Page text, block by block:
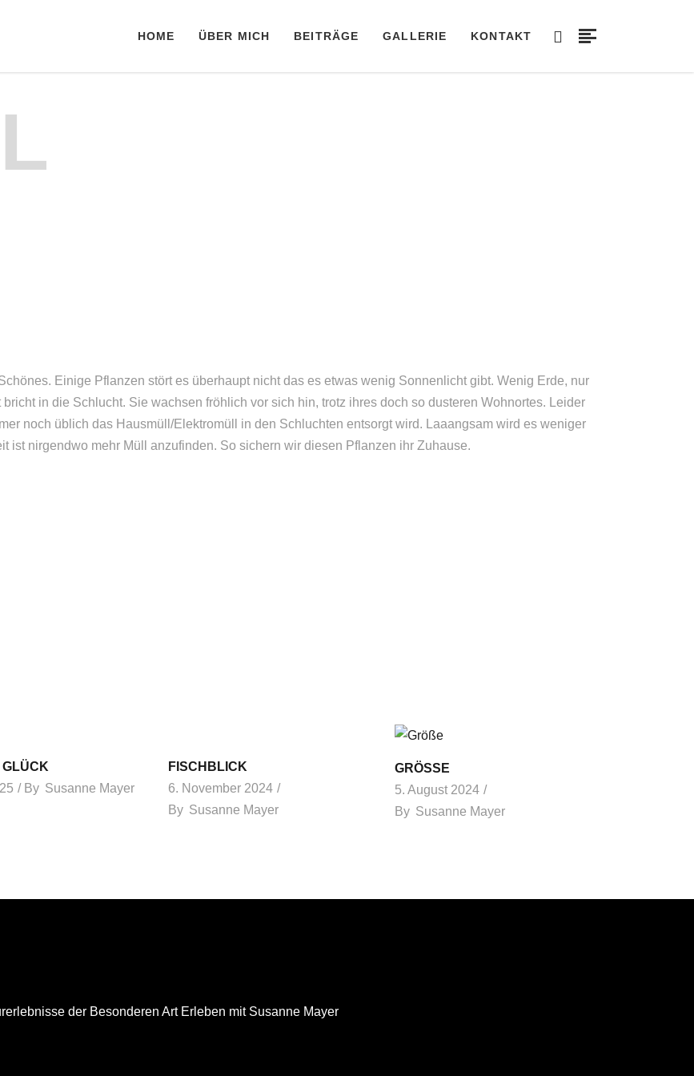
HOME ÜBER MICH BEITRÄGE GALLERIE KONTAKT
Einige Pflanzen stört es überhaupt nicht das es etwas wenig Sonnenlicht gibt. Wenig Erde, nur
in die Schlucht. Sie wachsen fröhlich vor sich hin, trotz ihres doch so dusteren Wohnortes. Leider
noch üblich das Hausmüll/Elektromüll in den Schluchten entsorgt wird. Laaangsam wird es weniger
ist nirgendwo mehr Müll anzufinden. So sichern wir diesen Pflanzen ihr Zuhause.
GLÜCK
By Susanne Mayer
FISCHBLICK
6. November 2024
By Susanne Mayer
GRÖSSE
5. August 2024
By Susanne Mayer
der Besonderen Art Erleben mit Susanne Mayer